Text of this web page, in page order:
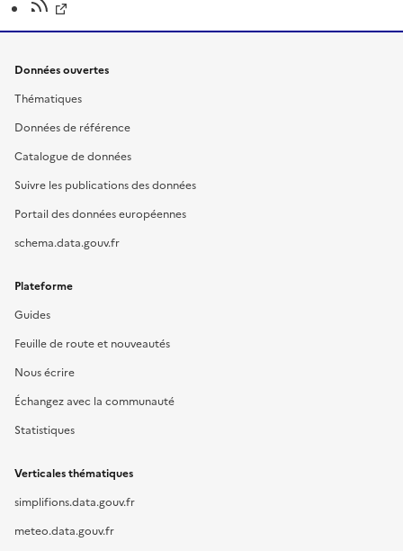
Données ouvertes
Thématiques
Données de référence
Catalogue de données
Suivre les publications des données
Portail des données européennes
schema.data.gouv.fr
Plateforme
Guides
Feuille de route et nouveautés
Nous écrire
Échangez avec la communauté
Statistiques
Verticales thématiques
simplifions.data.gouv.fr
meteo.data.gouv.fr